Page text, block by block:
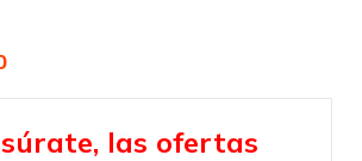
las ofertas